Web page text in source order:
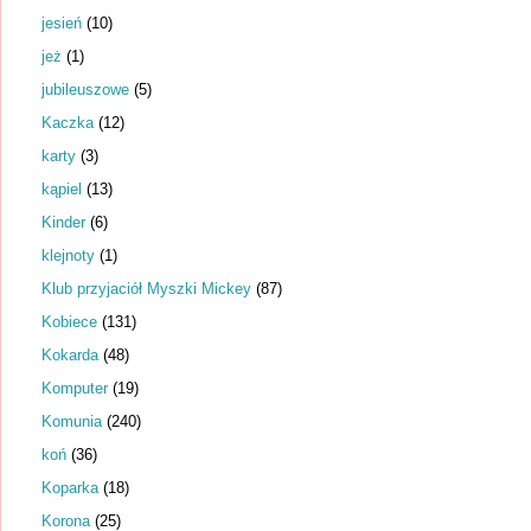
jesień (10)
jeż (1)
jubileuszowe (5)
Kaczka (12)
karty (3)
kąpiel (13)
Kinder (6)
klejnoty (1)
Klub przyjaciół Myszki Mickey (87)
Kobiece (131)
Kokarda (48)
Komputer (19)
Komunia (240)
koń (36)
Koparka (18)
Korona (25)